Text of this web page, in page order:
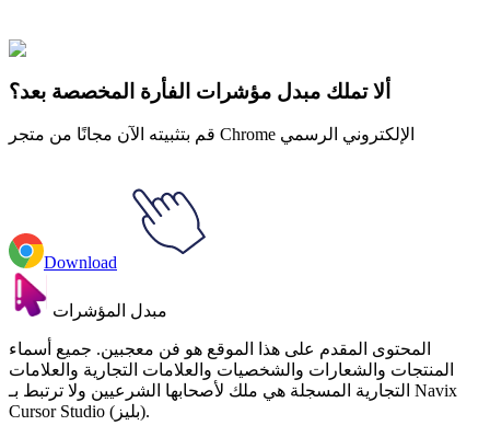
خمس ليال في فريد
at freddy's
ألا تملك مبدل مؤشرات الفأرة المخصصة بعد؟
قم بتثبيته الآن مجانًا من متجر Chrome الإلكتروني الرسمي
Download
مبدل المؤشرات
المحتوى المقدم على هذا الموقع هو فن معجبين. جميع أسماء
المنتجات والشعارات والشخصيات والعلامات التجارية والعلامات
التجارية المسجلة هي ملك لأصحابها الشرعيين ولا ترتبط بـ Navix
Cursor Studio (بليز).